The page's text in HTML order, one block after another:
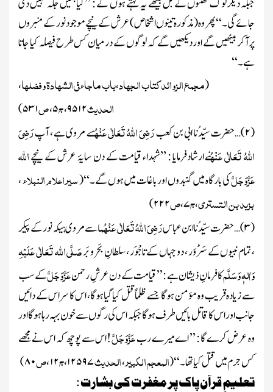
جبکہ دیگرلوگ گھٹنوں کے بل بیٹھے یہ کہتے ہوں گے : ’’کیاہمیں جگہ نہیں دی
جائے گی۔ ‘‘پھر وہ(مذکورہ تینوں اشخاص)عرش کے نیچے موجود نور کے منبروں
پرآکر بیٹھیں گے اور دیکھیں گے کہ لوگوں کے درمیان کس طرح فیصلہ کیا جاتا
ہے۔ ‘‘
(مجمع الزوائدکتاب الجہاد،باب ماجاء فی الشھادۃ وفضلھا،
الحدیث۹۵۱۲،ج۵،ص۵۳۱)
(۲)… حضرت سیِّدُنا ابی بن کعبرَضِیَ اللہُ تَعَالٰی عَنْہُسے مروی ہے ، آپرَضِیَ
اللہُ تَعَالٰی عَنْہُنے ارشادفرمایا : ’’شہداء قیامت کے دن سایۂ عرش کے نیچےاللہ
عَزَّوَجَلَّکی بارگاہ میں گنبدوں اور باغات میں ہوں گے۔ ‘‘(سیر اعلام النبلاء،
بزید بن التستری،ج۷،ص۲۲۲)
(۳)… حضرت سیِّدُنا ابن عباسرَضِیَ اللہُ تَعَالٰی عَنْہُماسے مروی ہیکہ نور کے پیکر
، تمام نبیوں کے سَرْوَر ، دو جہاں کے تاجْوَر ، سلطانِ بَحرو بَرصَلَّی اللہ تَعَالٰی عَلَیْہِ
وَاٰلہٖ وَسَلَّمکافرمانِ ذیشان ہے : ’’ قیامت کے دن عرشِ رحمنعَزَّوَجَلَّکے سب
سے زیادہ قریب وہ مؤمن ہوگا جسے ظلماًقتل کیاگیاہوگا ، اس کا سراس کے دائیں
جانب اور اس کا قاتل بائیں طرف ہوگاجبکہ اس کی رگوں سے خون بہہ رہاہو گااور
وہ عرض کرے گا : ’’ اے میرے ربعَزَّوَجَلَّ!اس سے پوچھ کہ اس نے مجھے
کس جرم میں قتل کیاتھا۔ ‘‘(المعجم الکبیر،الحدیث۱۲۵۹۷،ج۱۲،ص۸۰)
تعلیمِ قرآن پاک پر مغفرت کی بشارت :